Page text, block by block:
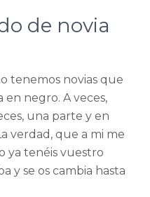
de novia
tenemos novias que
negro. A veces,
una parte y en
verdad, que a mi me
ya tenéis vuestro
y se os cambia hasta